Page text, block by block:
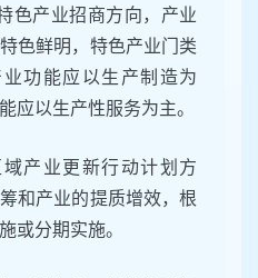
色产业招商方向，产业
色鲜明，特色产业门类
功能应以生产制造为
应以生产性服务为主。
域产业更新行动计划方
和产业的提质增效，根
或分期实施。